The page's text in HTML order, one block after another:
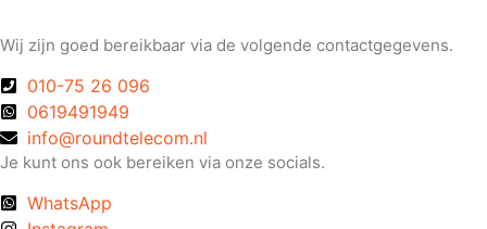
Wij zijn goed bereikbaar via de volgende contactgegevens.
010-75 26 096
0619491949
info@roundtelecom.nl
Je kunt ons ook bereiken via onze socials.
WhatsApp